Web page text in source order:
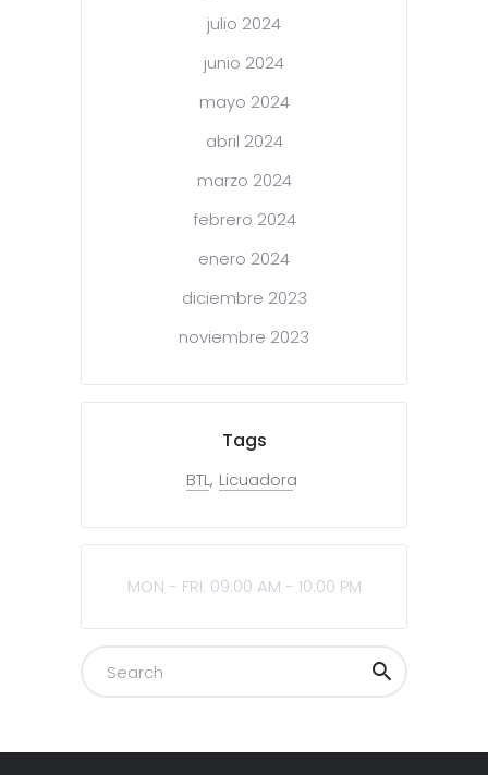
julio 2024
junio 2024
mayo 2024
abril 2024
marzo 2024
febrero 2024
enero 2024
diciembre 2023
noviembre 2023
Tags
BTL Licuadora
MON - FRI: 09:00 AM - 10:00 PM